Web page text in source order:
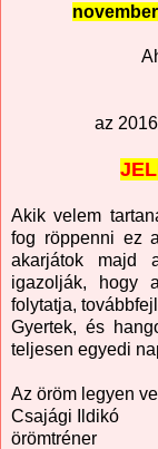
az
Akik velem
fog röppenni ez
akarjátok majd
igazolják, hogy
folytatja,
Gyertek, és
teljesen egyedi
Az öröm legyen
Csajági Ildikó
örömtréner